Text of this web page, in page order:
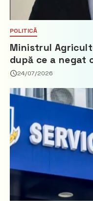
POLITICĂ
Ministrul
după ce a negat
Partidul Democrat
24/07/2026